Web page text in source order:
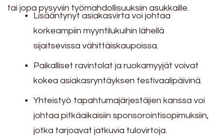
tai jopa pysyviin työmahdollisuuksiin asukkaille.
Lisääntynyt asiakasvirta voi johtaa
korkeampiin myyntilukuihin lähellä
sijaitsevissa vähittäiskaupoissa.
Paikalliset ravintolat ja ruokamyyjät voivat
kokea asiakasryntäyksen festivaalipäivinä.
Yhteistyö tapahtumajärjestäjien kanssa voi
johtaa pitkäaikaisiin sponsorointisopimuksiin,
jotka tarjoavat jatkuvia tulovirtoja.